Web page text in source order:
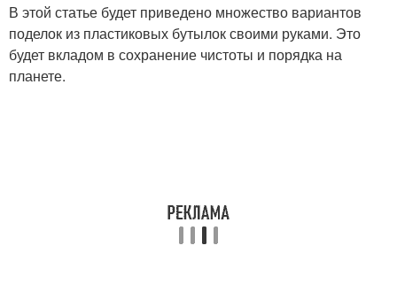
В этой статье будет приведено множество вариантов
поделок из пластиковых бутылок своими руками. Это
будет вкладом в сохранение чистоты и порядка на
планете.